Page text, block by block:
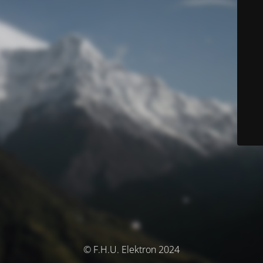
© F.H.U. Elektron 2024